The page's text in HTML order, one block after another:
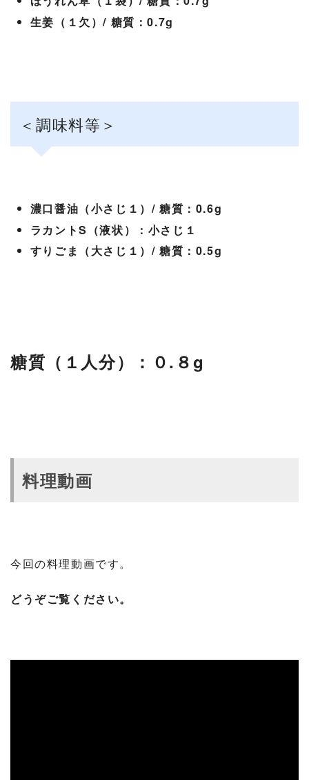
生姜（１欠）/ 糖質：0.7g
＜調味料等＞
濃口醤油（小さじ１）/ 糖質：0.6g
ラカントS（液状）：小さじ１
すりごま（大さじ１）/ 糖質：0.5g
糖質（１人分）：０.８g
料理動画
今回の料理動画です。
どうぞご覧ください。